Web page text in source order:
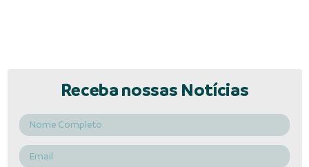
Receba nossas Notícias